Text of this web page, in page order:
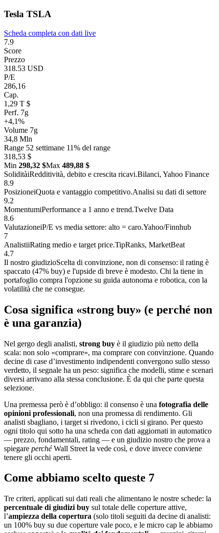
Tesla TSLA
Scheda completa con dati live
7.9
Score
Prezzo
318.53 USD
P/E
286,16
Cap.
1,29 T $
Perf. 7g
+4,1%
Volume 7g
34,8 Mln
Range 52 settimane 11% del range
318,53 $
Min 298,32 $Max 489,88 $
SoliditàiRedditività, debito e crescita ricavi.Bilanci, Yahoo Finance
8.9
PosizioneiQuota e vantaggio competitivo.Analisi su dati di settore
9.2
MomentumiPerformance a 1 anno e trend.Twelve Data
8.6
ValutazioneiP/E vs media settore: alto = caro.Yahoo/Finnhub
7
AnalistiiRating medio e target price.TipRanks, MarketBeat
4.7
Il nostro giudizioScelta di convinzione, non di consenso: il rating è
spaccato (47% buy) e l'upside di breve è modesto. Chi la tiene in
portafoglio compra l'opzione su guida autonoma e robotica, con la
volatilità che ne consegue.
Cosa significa «strong buy» (e perché non
è una garanzia)
Nel gergo degli analisti, strong buy è il giudizio più netto della
scala: non solo «comprare», ma comprare con convinzione. Quando
decine di case d’investimento indipendenti convergono sullo stesso
verdetto, il segnale ha un peso: significa che modelli, stime e scenari
diversi arrivano alla stessa conclusione. È da qui che parte questa
selezione.
Una premessa però è d’obbligo: il consenso è una fotografia delle
opinioni professionali, non una promessa di rendimento. Gli
analisti sbagliano, i target si rivedono, i cicli si girano. Per questo
ogni titolo qui sotto ha una scheda con dati aggiornati in automatico
— prezzo, fondamentali, rating — e un giudizio nostro che prova a
spiegare perchéWall Street la vede così, e dove invece conviene
tenere gli occhi aperti.
Come abbiamo scelto queste 7
Tre criteri, applicati sui dati reali che alimentano le nostre schede: la
percentuale di giudizi buy sul totale delle coperture attive,
l’ampiezza della copertura (solo titoli seguiti da decine di analisti:
un 100% buy su due coperture vale poco, e le micro cap le abbiamo